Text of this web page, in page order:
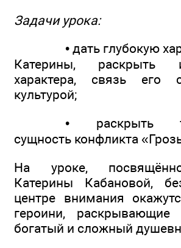
Задачи урока:
• дать глубокую
Катерины, раскрыть
характера, связь его
культурой;
• раскрыть
сущность конфликта
На уроке,
Катерины Кабановой,
центре внимания
героини, раскрывающие
богатый и сложный